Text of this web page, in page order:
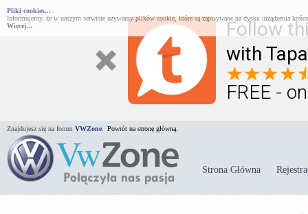
Follow
with
FREE -
Pliki cookies...
Informujemy, że w naszym serwisie używamy plików cookie, które są zapisywane na dysku urządzenia
Więcej...
Znajdujesz się na forum VWZone Powrót na stronę główną.
Strona Główna